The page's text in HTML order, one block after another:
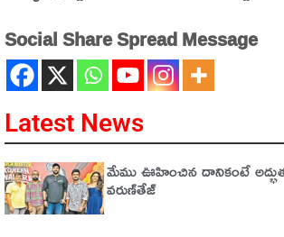
Social Share Spread Message
Latest News
మేము ఊహించిన దానికంటే
వరుణ్‌తేజ్‌